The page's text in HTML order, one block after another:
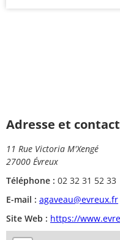
Adresse et contact
11 Rue Victoria M'Xengé
27000 Évreux
Téléphone : 02 32 31 52 33
E-mail : agaveau@evreux.fr
Site Web : https://